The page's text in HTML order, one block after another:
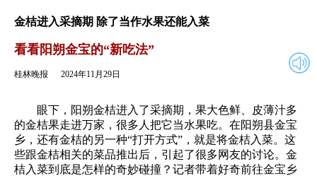
2024年11月29日
金桔进入采摘期 除了当作水果还能入菜
看看阳朔金宝的“新吃法”
桂林晚报 2024年11月29日
眼下，阳朔金桔进入了采摘期，果大色鲜、皮薄汁多
的金桔果走进万家，很多人把它当水果吃。在阳朔县金宝
乡，还有金桔的另一种“打开方式”，就是将金桔入菜。这
些跟金桔相关的菜品推出后，引起了很多网友的讨论。金
桔入菜到底是怎样的奇妙碰撞？记者带着好奇前往金宝乡